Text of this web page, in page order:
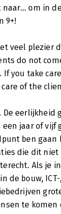
naar… om in
9+!
veel plezier
do not
If you take
of the
De eerlijkheid
jaar of vijf
ben gaan
die dit niet
Als je
de bouw,
te komen